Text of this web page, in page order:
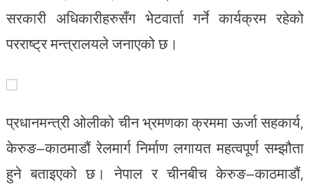
सरकारी अधिकारीहरुसँग भेटवार्ता गर्ने कार्यक्रम रहेको
परराष्ट्र मन्त्रालयले जनाएको छ।
प्रधानमन्त्री ओलीको चीन भ्रमणका क्रममा ऊर्जा सहकार्य,
केरुङ–काठमाडौं रेलमार्ग निर्माण लगायत महत्वपूर्ण सम्झौता
हुने बताइएको छ। नेपाल र चीनबीच केरुङ–काठमाडौं,